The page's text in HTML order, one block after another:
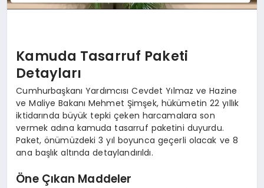
Kamuda Tasarruf Paketi
Detayları
Cumhurbaşkanı Yardımcısı Cevdet Yılmaz ve Hazine
ve Maliye Bakanı Mehmet Şimşek, hükümetin 22 yıllık
iktidarında büyük tepki çeken harcamalara son
vermek adına kamuda tasarruf paketini duyurdu.
Paket, önümüzdeki 3 yıl boyunca geçerli olacak ve 8
ana başlık altında detaylandırıldı.
Öne Çıkan Maddeler